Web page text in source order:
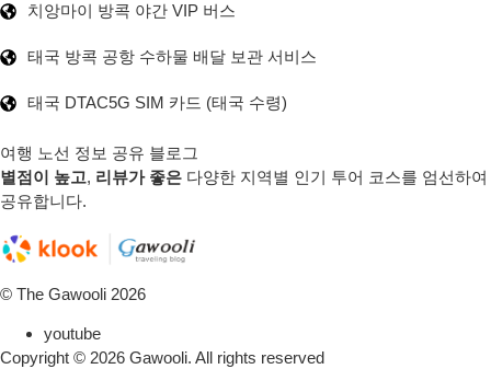
치앙마이 방콕 야간 VIP 버스
태국 방콕 공항 수하물 배달 보관 서비스
태국 DTAC5G SIM 카드 (태국 수령)
여행 노선 정보 공유 블로그
별점이 높고, 리뷰가 좋은 다양한 지역별 인기 투어 코스를 엄선하여
공유합니다.
© The Gawooli 2026
youtube
Copyright © 2026 Gawooli. All rights reserved